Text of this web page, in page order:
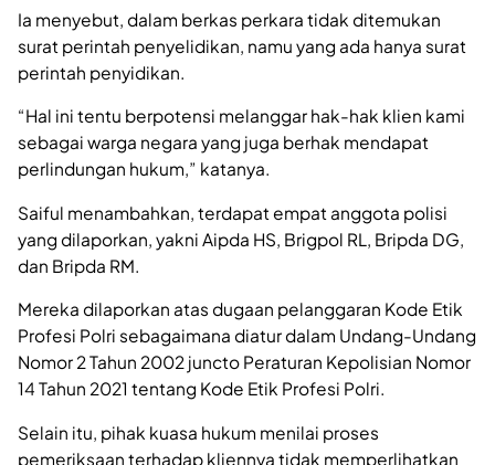
Ia menyebut, dalam berkas perkara tidak ditemukan
surat perintah penyelidikan, namu yang ada hanya surat
perintah penyidikan.
“Hal ini tentu berpotensi melanggar hak-hak klien kami
sebagai warga negara yang juga berhak mendapat
perlindungan hukum,” katanya.
Saiful menambahkan, terdapat empat anggota polisi
yang dilaporkan, yakni Aipda HS, Brigpol RL, Bripda DG,
dan Bripda RM.
Mereka dilaporkan atas dugaan pelanggaran Kode Etik
Profesi Polri sebagaimana diatur dalam Undang-Undang
Nomor 2 Tahun 2002 juncto Peraturan Kepolisian Nomor
14 Tahun 2021 tentang Kode Etik Profesi Polri.
Selain itu, pihak kuasa hukum menilai proses
pemeriksaan terhadap kliennya tidak memperlihatkan